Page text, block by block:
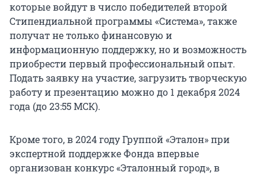
которые войдут в число победителей второй
Стипендиальной программы «Система», также
получат не только финансовую и
информационную поддержку, но и возможность
приобрести первый профессиональный опыт.
Подать заявку на участие, загрузить творческую
работу и презентацию можно до 1 декабря 2024
года (до 23:55 МСК).
Кроме того, в 2024 году Группой «Эталон» при
экспертной поддержке Фонда впервые
организован конкурс «Эталонный город», в